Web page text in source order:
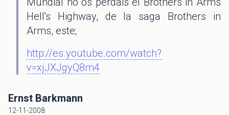
Hell's Highway, de la saga Brothers in
Arms, este;
http://es.youtube.com/watch?
v=xjJXJgyQ8m4
Ernst Barkmann
12-11-2008